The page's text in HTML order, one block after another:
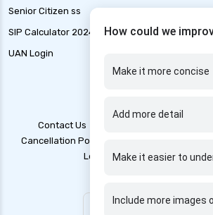
How could we
Make it more concise
Add more detail
Make it easier to
Include more images
Senior Citizen ss
SIP Calculator 2024
UAN Login
Liability
Loan
Contact Us
Cancellation Policy
Legal Policy
Privacy